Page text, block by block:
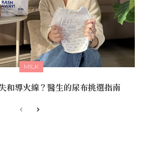
MILK
和導火線？醫生的尿布挑選指南